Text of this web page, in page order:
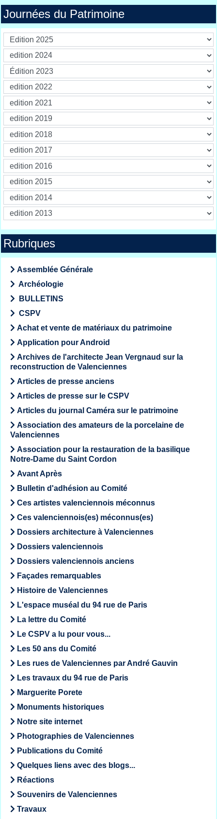
Journées du Patrimoine
Rubriques
Assemblée Générale
Archéologie
BULLETINS
CSPV
Achat et vente de matériaux du patrimoine
Application pour Android
Archives de l'architecte Jean Vergnaud sur la
reconstruction de Valenciennes
Articles de presse anciens
Articles de presse sur le CSPV
Articles du journal Caméra sur le patrimoine
Association des amateurs de la porcelaine de
Valenciennes
Association pour la restauration de la basilique
Notre-Dame du Saint Cordon
Avant Après
Bulletin d'adhésion au Comité
Ces artistes valenciennois méconnus
Ces valenciennois(es) méconnus(es)
Dossiers architecture à Valenciennes
Dossiers valenciennois
Dossiers valenciennois anciens
Façades remarquables
Histoire de Valenciennes
L'espace muséal du 94 rue de Paris
La lettre du Comité
Le CSPV a lu pour vous...
Les 50 ans du Comité
Les rues de Valenciennes par André Gauvin
Les travaux du 94 rue de Paris
Marguerite Porete
Monuments historiques
Notre site internet
Photographies de Valenciennes
Publications du Comité
Quelques liens avec des blogs...
Réactions
Souvenirs de Valenciennes
Travaux